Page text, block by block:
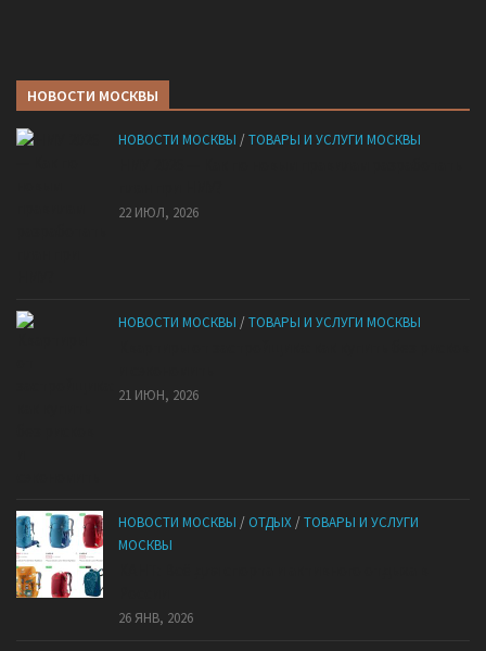
НОВОСТИ МОСКВЫ
НОВОСТИ МОСКВЫ /ТОВАРЫ И УСЛУГИ МОСКВЫ
22 ИЮЛ, 2026
НОВОСТИ МОСКВЫ /ТОВАРЫ И УСЛУГИ МОСКВЫ
21 ИЮН, 2026
НОВОСТИ МОСКВЫ / ОТДЫХ/ТОВАРЫ И УСЛУГИ
МОСКВЫ
26 ЯНВ, 2026